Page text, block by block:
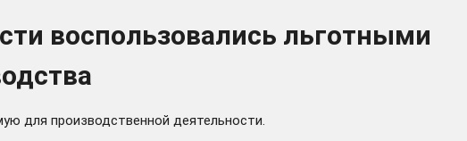
воспользовались льготными
для производственной деятельности.